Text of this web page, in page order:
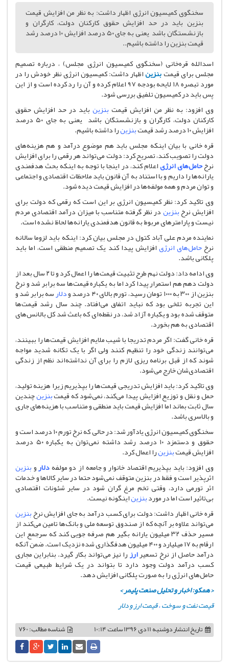
سخنگوی کمیسیون انرژی اظهار داشت: به نظر من افزایش قیمت
بنزین باید در حد افزایش حقوق کارکنان دولت، کارگران و
بازنشستگان باشد یعنی به جای ۵۰ درصد افزایش ۱۰ درصد رشد
قیمت بنزین را داشته باشیم..
اسدالله قره‌خانی (سخنگوی کمیسیون انرژی مجلس) ، درباره تصمیم
مجلس برای قیمتبنزیناظهار داشت: کمیسیون انرژی نظر خودش را در
مورد تبصره ۱۸ لایحه بودجه ۹۷ اعلام کرده و آن را رد کرده است و از این
پس باید در کمیسیون تلفیق بررسی شود.
وی افزود: به نظر من افزایش قیمت بنزین باید در حد افزایش حقوق
کارکنان دولت، کارگران و بازنشستگان باشد یعنی به جای ۵۰ درصد
افزایش ۱۰ درصد رشد قیمت بنزینرا داشته باشیم.
قره خانی با بیان اینکه مجلس باید هم موضوع درآمد و هم هزینه‌های
دولت را تصویب کند، تصریح کرد: دولت می‌تواند هر رقمی را برای افزایش
نرخحامل‌های انرژیاعلام کند، در اینجا با توجه به اینکه بحث هدفمندی
یارانه‌ها را داریم و با استناد به آن قانون باید ملاحظات اقتصادی و اجتماعی
و توان مردم و همه مولفه‌ها در افزایش قیمت دیده شود.
وی تاکید کرد: نظر کمیسیون انرژی بر این است که رقمی که دولت برای
افزایش نرخبنزیندر نظر گرفته متناسب با میزان درآمد اقتصادی مردم
نیست و پارامترهای مربوط به قانون هدفمندی یارانه‌ها لحاظ نشده است.
نماینده مردم علی آباد کتول در مجلس بیان کرد: اینکه باید لزوما سالانه
نرخحامل‌های انرژیافزایش پیدا کند یک تصمیم منطقی است، اما باید
پلکانی باشد.
وی ادامه داد: دولت نهم طرح تثبیت قیمت‌ها را اعمال کرد و تا ۲ سال بعد از
دولت دهم هم استمرار پیدا کرد اما به یکباره قیمت‌ها سه برابر شد و نرخ
بنزین از ۳۰۰ به ۱۰۰۰ تومان رسید، تورم بالای ۴۰ درصد و دلارسه برابر شد و
این تجربه تلخی بود که نباید اتفاق می‌افتاد. چند سال رشد قیمت‌ها
متوقف شده بود و یکباره آزاد شد، در نقطه‌ای که باعث شد کل بالانس‌های
اقتصادی به هم بخورد.
قره خانی گفت: اگر مردم تدریجا با شیب ملایم افزایش قیمت‌ها را ببینند،
می‌توانند زندگی خود را تنظیم کنند ولی اگر با یک تکانه شدید مواجه
شوند که از قبل برنامه ریزی لازم را برای آن نداشته‌اند نظم از زندگی
اقتصادی‌شان خارج می‌شود.
وی تاکید کرد: باید افزایش تدریجی قیمت‌ها را بپذیریم زیرا هزینه تولید،
حمل و نقل و توزیع افزایش پیدا می‌کند، نمی‌شود که قیمتبنزینچندین
سال ثابت بماند اما افزایش قیمت باید منطقی و متناسب با هزینه‌های جاری
و بالاسری باشد.
سخنگوی کمیسیون انرژی یادآور شد: در حالی که نرخ تورم ۱۰ درصد است و
حقوق و دستمزد ۱۰ درصد رشد داشته نمی‌توان به یکباره ۵۰ درصد
افزایش قیمتبنزینرا اعمال کرد.
وی افزود: باید بپذیریم اقتصاد خانوار و جامعه از دو مولفهدلاروبنزین
اثرپذیر است و فقط در بنزین متوقف نمی‌شود حتما در سایر کالا‌ها و خدمات
اثر تورمی دارد، وقتی تخم مرغ گران شود در سایر شئونات اقتصادی
بی‌تاثیر است اما در موردبنزیناینگونه نیست.
قره خانی اظهار داشت: دولت برای کسب درآمد به جای افزایش نرخبنزین
می‌تواند علاوه بر آنچه که از صندوق توسعه ملی و بانک‌ها تامین می‌کند از
مسیر حذف ۳۲ میلیون یارانه بگیر هم صرفه جویی کند که سرجمع این
ارقام به ۱۷ میلیارد و ۴۰۰ میلیون هدفگذاری شده نزدیک است. ضمن آنکه
درآمد حاصل از نرخ تسعیرارزرا نیز می‌تواند بکار گیرد. بنابراین مجاری
کسب درآمد دولت وجود دارد تا بتواند در یک شرایط طبیعی قیمت
حامل‌های انرژی را به صورت پلکانی افزایش دهد.
< همکو: اخبار و تحلیل صنعت پلیمر‌ >
قیمت نفت و سوخت،قیمت ارز و دلار
شناسه مطالب: 760 تاریخ انتشاردوشنبه 11 دی 1396 ساعت 10:14